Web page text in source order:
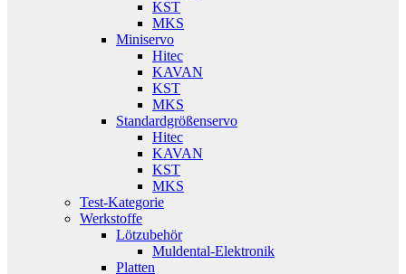
KST
MKS
Miniservo
Hitec
KAVAN
KST
MKS
Standardgrößenservo
Hitec
KAVAN
KST
MKS
Test-Kategorie
Werkstoffe
Lötzubehör
Muldental-Elektronik
Platten